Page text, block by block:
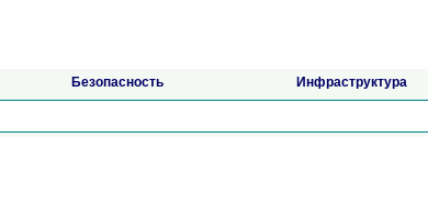
Безопасность Инфраструктура